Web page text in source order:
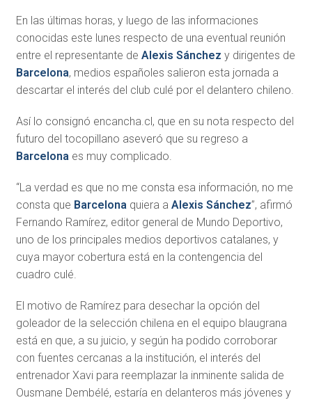
En las últimas horas, y luego de las informaciones
conocidas este lunes respecto de una eventual reunión
entre el representante de Alexis Sánchez y dirigentes de
Barcelona, medios españoles salieron esta jornada a
descartar el interés del club culé por el delantero chileno.
Así lo consignó encancha.cl, que en su nota respecto del
futuro del tocopillano aseveró que su regreso a
Barcelonaes muy complicado.
“La verdad es que no me consta esa información, no me
consta que Barcelonaquiera a Alexis Sánchez”, afirmó
Fernando Ramírez, editor general de Mundo Deportivo,
uno de los principales medios deportivos catalanes, y
cuya mayor cobertura está en la contengencia del
cuadro culé.
El motivo de Ramírez para desechar la opción del
goleador de la selección chilena en el equipo blaugrana
está en que, a su juicio, y según ha podido corroborar
con fuentes cercanas a la institución, el interés del
entrenador Xavi para reemplazar la inminente salida de
Ousmane Dembélé, estaría en delanteros más jóvenes y